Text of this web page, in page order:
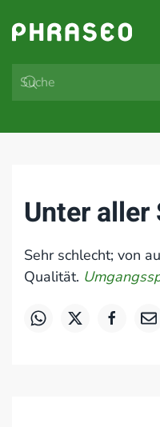
Zum Hauptinhalt
Unter aller
Sehr schlecht; von
Qualität.